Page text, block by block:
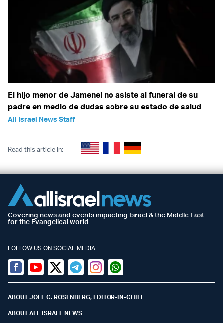
El hijo menor de Jamenei no asiste al funeral de su
padre en medio de dudas sobre su estado de salud
All Israel News Staff
Read this article in:
Covering news and events impacting Israel & the Middle East
for the Evangelical world
FOLLOW US ON SOCIAL MEDIA
Facebook
YoutubeTwitter (X)
TelegramInstagramWhatsapp
ABOUT JOEL C. ROSENBERG, EDITOR-IN-CHIEF
ABOUT ALL ISRAEL NEWS